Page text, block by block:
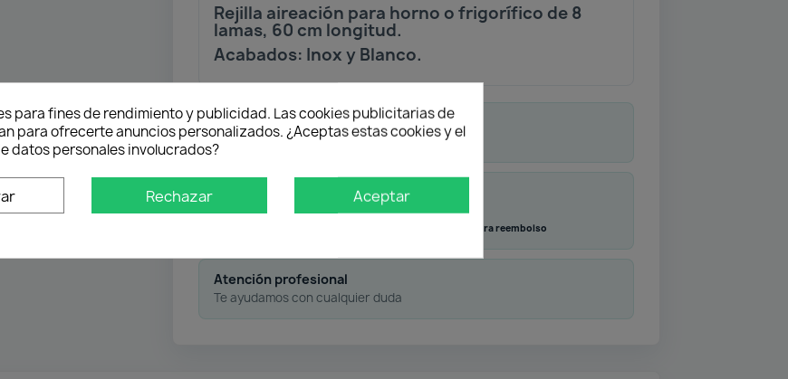
Rejilla aireación para horno o frigorífico de 8
lamas, 60 cm longitud.
Acabados: Inox y Blanco.
Envío gratuito
Desde 50 € en península
Contra reembolso
Atención profesional
Te ayudamos con cualquier duda
para fines de rendimiento y publicidad. Las cookies publicitarias de
para ofrecerte anuncios personalizados. ¿Aceptas estas cookies y el
datos personales involucrados?
Rechazar Aceptar